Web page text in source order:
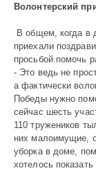
Волонтерский
В общем, когда в
приехали
просьбой помочь
- Это ведь не
а фактически
Победы нужно
сейчас шесть
110 тружеников
них малоимущие,
уборка в доме,
хотелось